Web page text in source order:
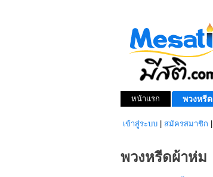
หน้าแรก พวงหรีด
เข้าสู่ระบบ สมัครสมาชิก
พวงหรีดผ้าห่ม